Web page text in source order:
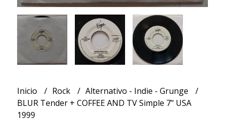
Inicio Rock
Alternativo - Indie - Grunge
BLUR Tender + COFFEE AND TV Simple 7" USA
1999